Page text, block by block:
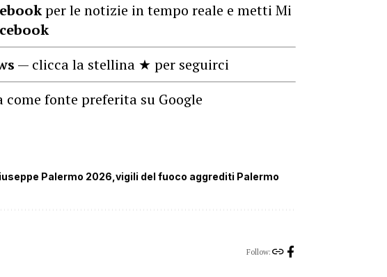
per le notizie in tempo reale e metti Mi
— clicca la stellina ★ per seguirci
fonte preferita su Google
Palermo 2026 vigili del fuoco aggrediti Palermo
Follow: